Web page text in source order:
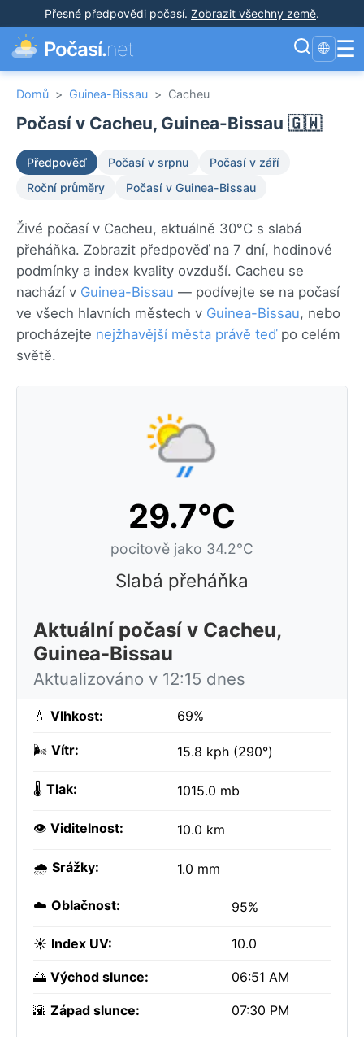
Přesné předpovědi počasí. Zobrazit všechny země.
Počasí.net 🌐 ☰
Domů > Guinea-Bissau > Cacheu
Počasí v Cacheu, Guinea-Bissau 🇬🇼
Předpověď Počasí v srpnu
Počasí v září
Roční průměry
Počasí v Guinea-Bissau
Živé počasí v Cacheu, aktuálně 30°C s slabá
přeháňka. Zobrazit předpověď na 7 dní, hodinové
podmínky a index kvality ovzduší. Cacheu se
nachází v Guinea-Bissau — podívejte se na počasí
ve všech hlavních městech v Guinea-Bissau, nebo
procházejte nejžhavější města právě teďpo celém
světě.
29.7°C
pocitově jako 34.2°C
Slabá přeháňka
Aktuální počasí v Cacheu,
Guinea-Bissau
Aktualizováno v 12:15 dnes
💧 Vlhkost: 69%
🌬️ Vítr: 15.8 kph (290°)
🌡️ Tlak: 1015.0 mb
👁️ Viditelnost: 10.0 km
🌧️ Srážky: 1.0 mm
☁️ Oblačnost: 95%
☀️ Index UV: 10.0
🌅 Východ slunce: 06:51 AM
🌇 Západ slunce: 07:30 PM